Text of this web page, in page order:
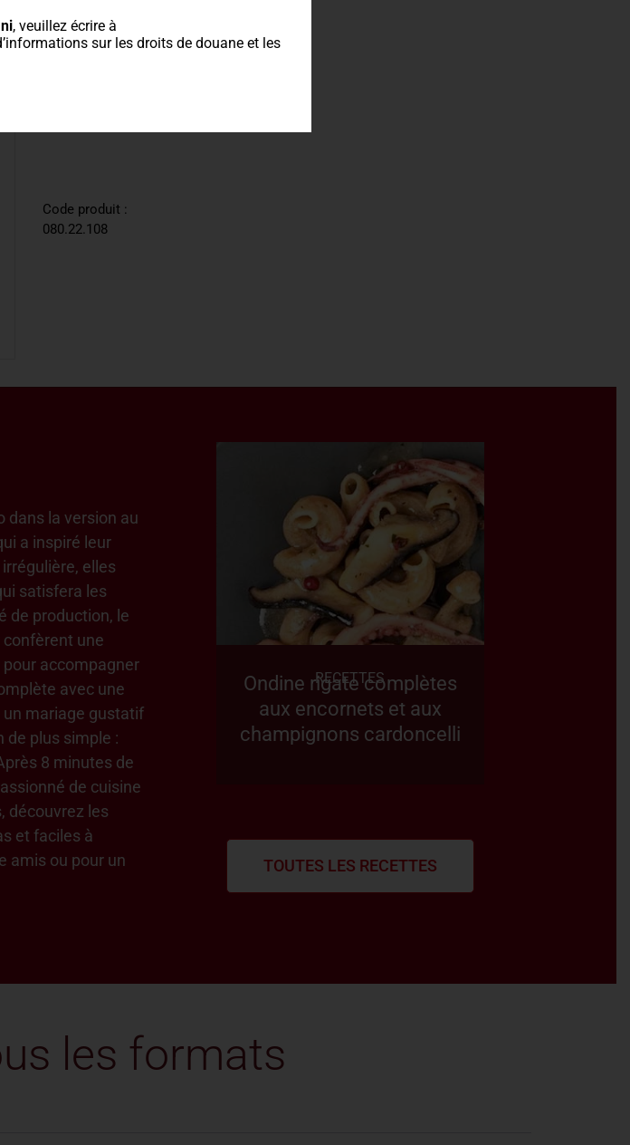
PRIX:
1,15€
Code produit :
080.22.108
dans la version au
a inspiré leur
elles
satisfera les
de production, le
une
accompagner
avec une
mariage gustatif
de plus simple :
8 minutes de
de cuisine
découvrez les
et faciles à
amis ou pour un
RECETTES
Ondine rigate complètes
aux encornets et aux
champignons cardoncelli
TOUTES LES RECETTES
les formats
, veuillez écrire à
sur les droits de douane et les